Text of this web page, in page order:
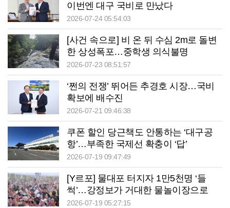
이번엔 대구 국비로 만났다
2026-07-24 05:54:03
[사건 속으로] 비 온 뒤 수심 2m로 돌변
한 상성폭포…중학생 의식불명
2026-07-23 08:51:57
‘쩐의 전쟁’ 뛰어든 추경호 시장…국비
확보에 배수진
2026-07-21 09:46:38
쿠폰 할인 당근책도 안통하는 ‘대구공
항’…부족한 국제선 확충이 ‘답’
2026-07-19 09:47:49
[Y르포] 물대포 터지자 1만5천명 ‘들
썩’…강정보가 거대한 물놀이장으로
2026-07-19 05:27:15